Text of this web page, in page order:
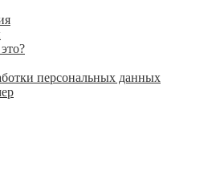
персональных данных